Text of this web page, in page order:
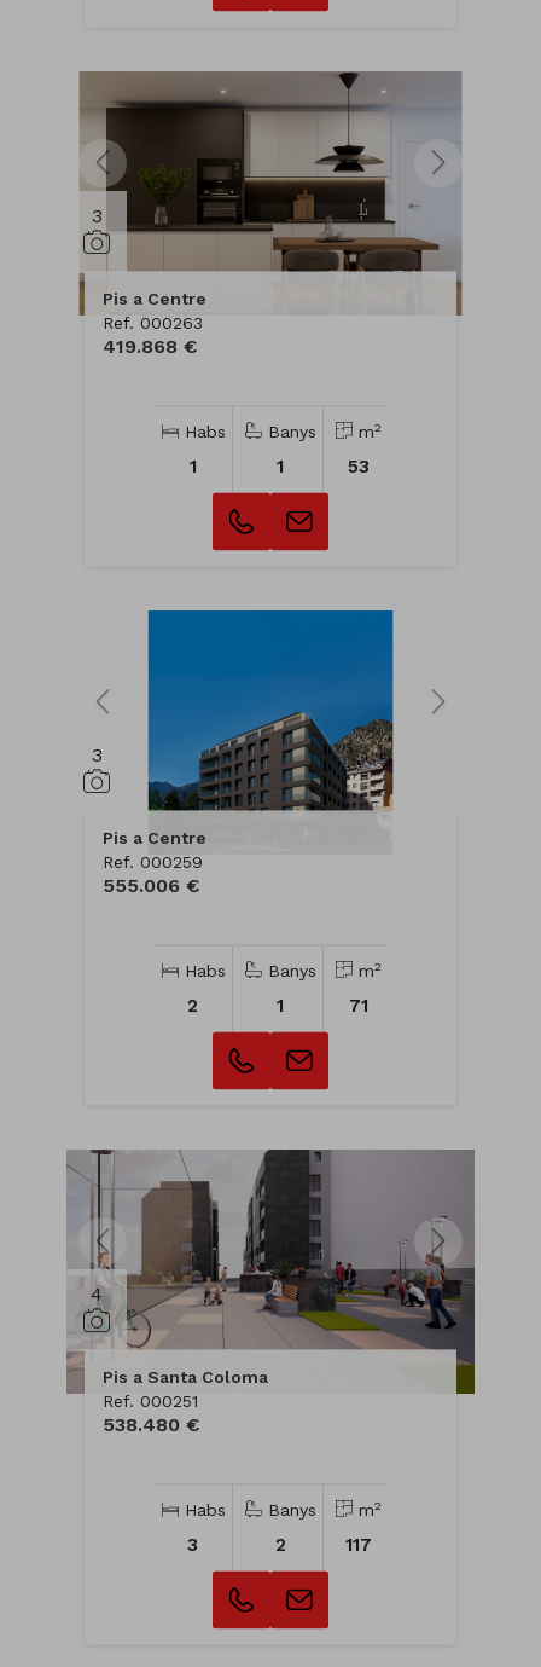
3
Pis a Centre
Ref. 000263
419.868 €
Habs
1
Banys
1
m2
53
3
Pis a Centre
Ref. 000259
555.006 €
Habs
2
Banys
1
m2
71
4
Pis a Santa Coloma
Ref. 000251
538.480 €
Habs
3
Banys
2
m2
117